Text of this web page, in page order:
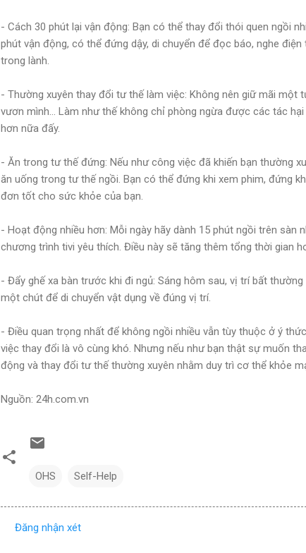
- Cách 30 phút lại vận động: Bạn có thể thay đổi thói quen ngồi
phút vận động, có thể đứng dậy, di chuyển để đọc báo, nghe
trong lành.
- Thường xuyên thay đổi tư thế làm việc: Không nên giữ mãi một
vươn mình… Làm như thế không chỉ phòng ngừa được các tác
hơn nữa đấy.
- Ăn trong tư thế đứng: Nếu như công việc đã khiến bạn thường
ăn uống trong tư thế ngồi. Bạn có thể đứng khi xem phim, đứng
đơn tốt cho sức khỏe của bạn.
- Hoạt động nhiều hơn: Mỗi ngày hãy dành 15 phút ngồi trên
chương trình tivi yêu thích. Điều này sẽ tăng thêm tổng thời gian
- Đẩy ghế xa bàn trước khi đi ngủ: Sáng hôm sau, vị trí bất
một chút để di chuyển vật dụng về đúng vị trí.
- Điều quan trọng nhất để không ngồi nhiều vẫn tùy thuộc ở ý
việc thay đổi là vô cùng khó. Nhưng nếu như bạn thật sự muốn
động và thay đổi tư thế thường xuyên nhằm duy trì cơ thể khỏe
Nguồn: 24h.com.vn
OHS Self-Help
Đăng nhận xét